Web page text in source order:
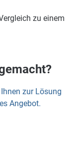
zu einem
zur Lösung
Angebot.